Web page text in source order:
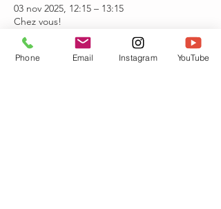
03 nov 2025, 12:15 – 13:15
Chez vous!
Invitados
Phone Email Instagram YouTube